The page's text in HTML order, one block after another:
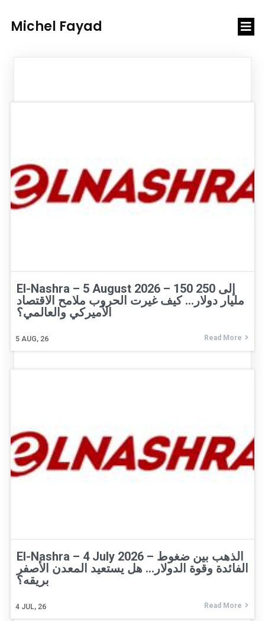
Michel Fayad
El-Nashra – 5 August 2026 – 150 إلى 250
مليار دولار… كيف غيرت الحروب ملامح الاقتصاد
الأميركي والعالمي؟
5 AUG, 26 Read More
El-Nashra – 4 July 2026 – الذهب بين ضغوط
الفائدة وقوة الدولار… هل يستعيد المعدن الأصفر
بريقه؟
4 JUL, 26 Read More